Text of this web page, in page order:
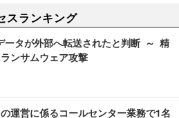
スランキング
ータが外部へ転送されたと判断 ～ 精
ンサムウェア攻撃
の運営に係るコールセンター業務で1名